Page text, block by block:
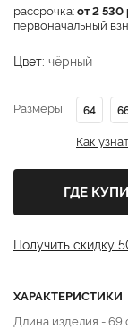
рассрочка:от 2 530
первоначальный
Цвет: чёрный
Размеры 64
Как
ГДЕ
Получить скидку
ХАРАКТЕРИСТИКИ
Длина изделия - 69